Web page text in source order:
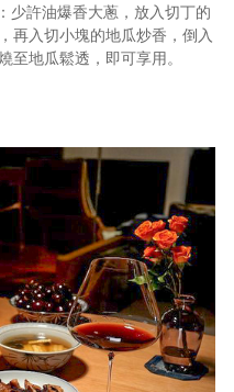
少許油爆香大蔥，放入切丁的
再入切小塊的地瓜炒香，倒入
至地瓜鬆透，即可享用。